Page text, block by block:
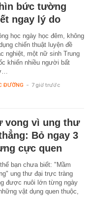
bức tường
ngay lý do
học ngày học đêm, không
chiến thuật luyện đề
nghiệt, một nữ sinh Trung
khiến nhiều người bất
ĐƯỜNG - 7 giờ trước
vong vì ung thư
Bỏ ngay 3
cực quen
bạn chưa biết: "Mầm
ung thư đại trực tràng
được nuôi lớn từng ngày
vật dụng quen thuộc,